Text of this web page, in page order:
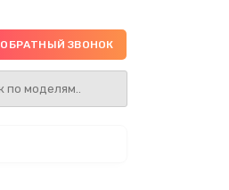
ОБРАТНЫЙ ЗВОНОК